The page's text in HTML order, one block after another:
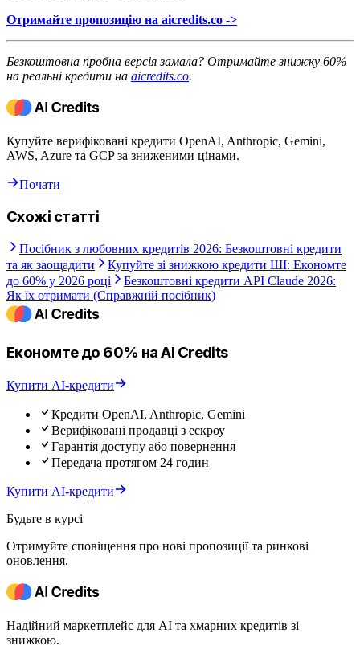
Отримайте пропозицію на aicredits.co ->
Безкоштовна пробна версія замала? Отримайте знижку 60%
на реальні кредити на aicredits.co.
Купуйте верифіковані кредити OpenAI, Anthropic, Gemini,
AWS, Azure та GCP за зниженими цінами.
Почати
Схожі статті
Посібник з любовних кредитів 2026: Безкоштовні кредити
та як заощадити
Купуйте зі знижкою кредити ШІ: Економте
до 60% у 2026 році
Безкоштовні кредити API Claude 2026:
Як їх отримати (Справжній посібник)
Економте до 60% на AI Credits
Купити AI-кредити
Кредити OpenAI, Anthropic, Gemini
Верифіковані продавці з ескроу
Гарантія доступу або повернення
Передача протягом 24 годин
Купити AI-кредити
Будьте в курсі
Отримуйте сповіщення про нові пропозиції та ринкові
оновлення.
Надійний маркетплейс для AI та хмарних кредитів зі
знижкою.